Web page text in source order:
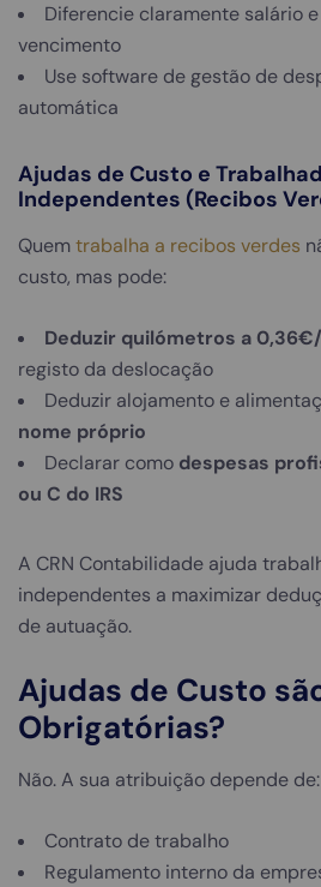
Diferencie claramente salário
vencimento
Use software de gestão de
automática
Ajudas de Custo e
Independentes (Recibos
Quemtrabalha a recibos verdes
custo, mas pode:
Deduzir quilómetros a
registo da deslocação
Deduzir alojamento e
nome próprio
Declarar como despesas
ou C do IRS
A CRN Contabilidade ajuda
independentes a maximizar
de autuação.
Ajudas de Custo
Obrigatórias?
Não. A sua atribuição depende de:
Contrato de trabalho
Regulamento interno da